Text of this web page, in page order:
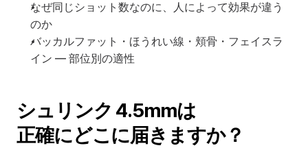
なぜ同じショット数なのに、人によって効果が違う
のか
バッカルファット・ほうれい線・頬骨・フェイスラ
イン — 部位別の適性
シュリンク 4.5mmは
正確にどこに届きますか？